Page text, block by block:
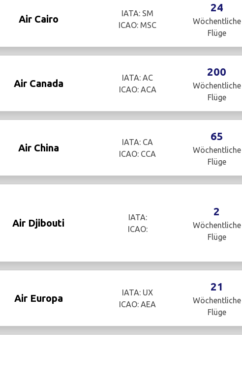
Air Cairo
IATA: SM
ICAO: MSC
24
Wöchentliche
Flüge
Air Canada
IATA: AC
ICAO: ACA
200
Wöchentliche
Flüge
Air China
IATA: CA
ICAO: CCA
65
Wöchentliche
Flüge
Air Djibouti
IATA:
ICAO:
2
Wöchentliche
Flüge
Air Europa
IATA: UX
ICAO: AEA
21
Wöchentliche
Flüge